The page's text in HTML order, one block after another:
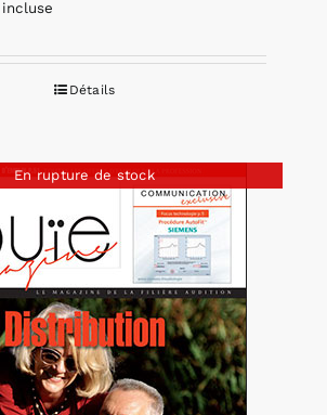
incluse
Détails
En rupture de stock